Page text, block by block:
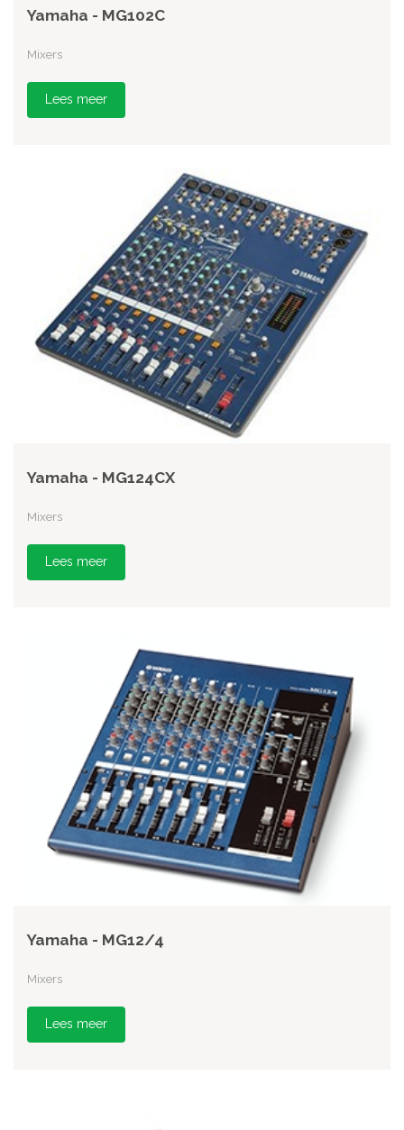
Yamaha - MG102C
Mixers
Lees meer
Yamaha - MG124CX
Mixers
Lees meer
Yamaha - MG12/4
Mixers
Lees meer